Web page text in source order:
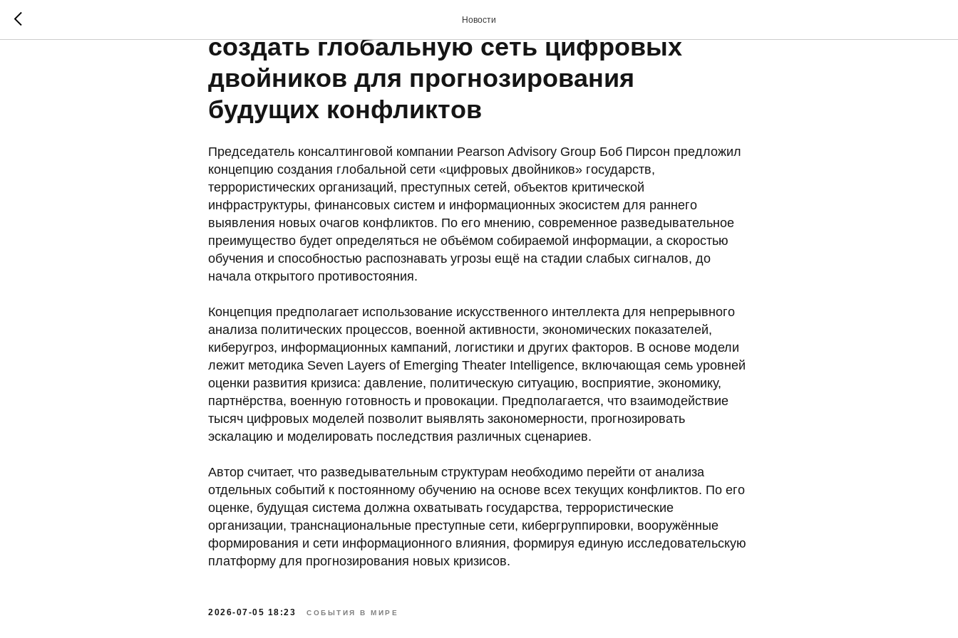
Новости
«Война до войны»: в США предлагают
создать глобальную сеть цифровых
двойников для прогнозирования
будущих конфликтов
Председатель консалтинговой компании Pearson Advisory Group Боб Пирсон предложил
концепцию создания глобальной сети «цифровых двойников» государств,
террористических организаций, преступных сетей, объектов критической
инфраструктуры, финансовых систем и информационных экосистем для раннего
выявления новых очагов конфликтов. По его мнению, современное разведывательное
преимущество будет определяться не объёмом собираемой информации, а скоростью
обучения и способностью распознавать угрозы ещё на стадии слабых сигналов, до
начала открытого противостояния.
Концепция предполагает использование искусственного интеллекта для непрерывного
анализа политических процессов, военной активности, экономических показателей,
киберугроз, информационных кампаний, логистики и других факторов. В основе модели
лежит методика Seven Layers of Emerging Theater Intelligence, включающая семь уровней
оценки развития кризиса: давление, политическую ситуацию, восприятие, экономику,
партнёрства, военную готовность и провокации. Предполагается, что взаимодействие
тысяч цифровых моделей позволит выявлять закономерности, прогнозировать
эскалацию и моделировать последствия различных сценариев.
Автор считает, что разведывательным структурам необходимо перейти от анализа
отдельных событий к постоянному обучению на основе всех текущих конфликтов. По его
оценке, будущая система должна охватывать государства, террористические
организации, транснациональные преступные сети, кибергруппировки, вооружённые
формирования и сети информационного влияния, формируя единую исследовательскую
платформу для прогнозирования новых кризисов.
2026-07-05 18:23 СОБЫТИЯ В МИРЕ